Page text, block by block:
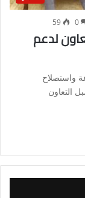
0
59
لدعم
واستصلاح
التعاون